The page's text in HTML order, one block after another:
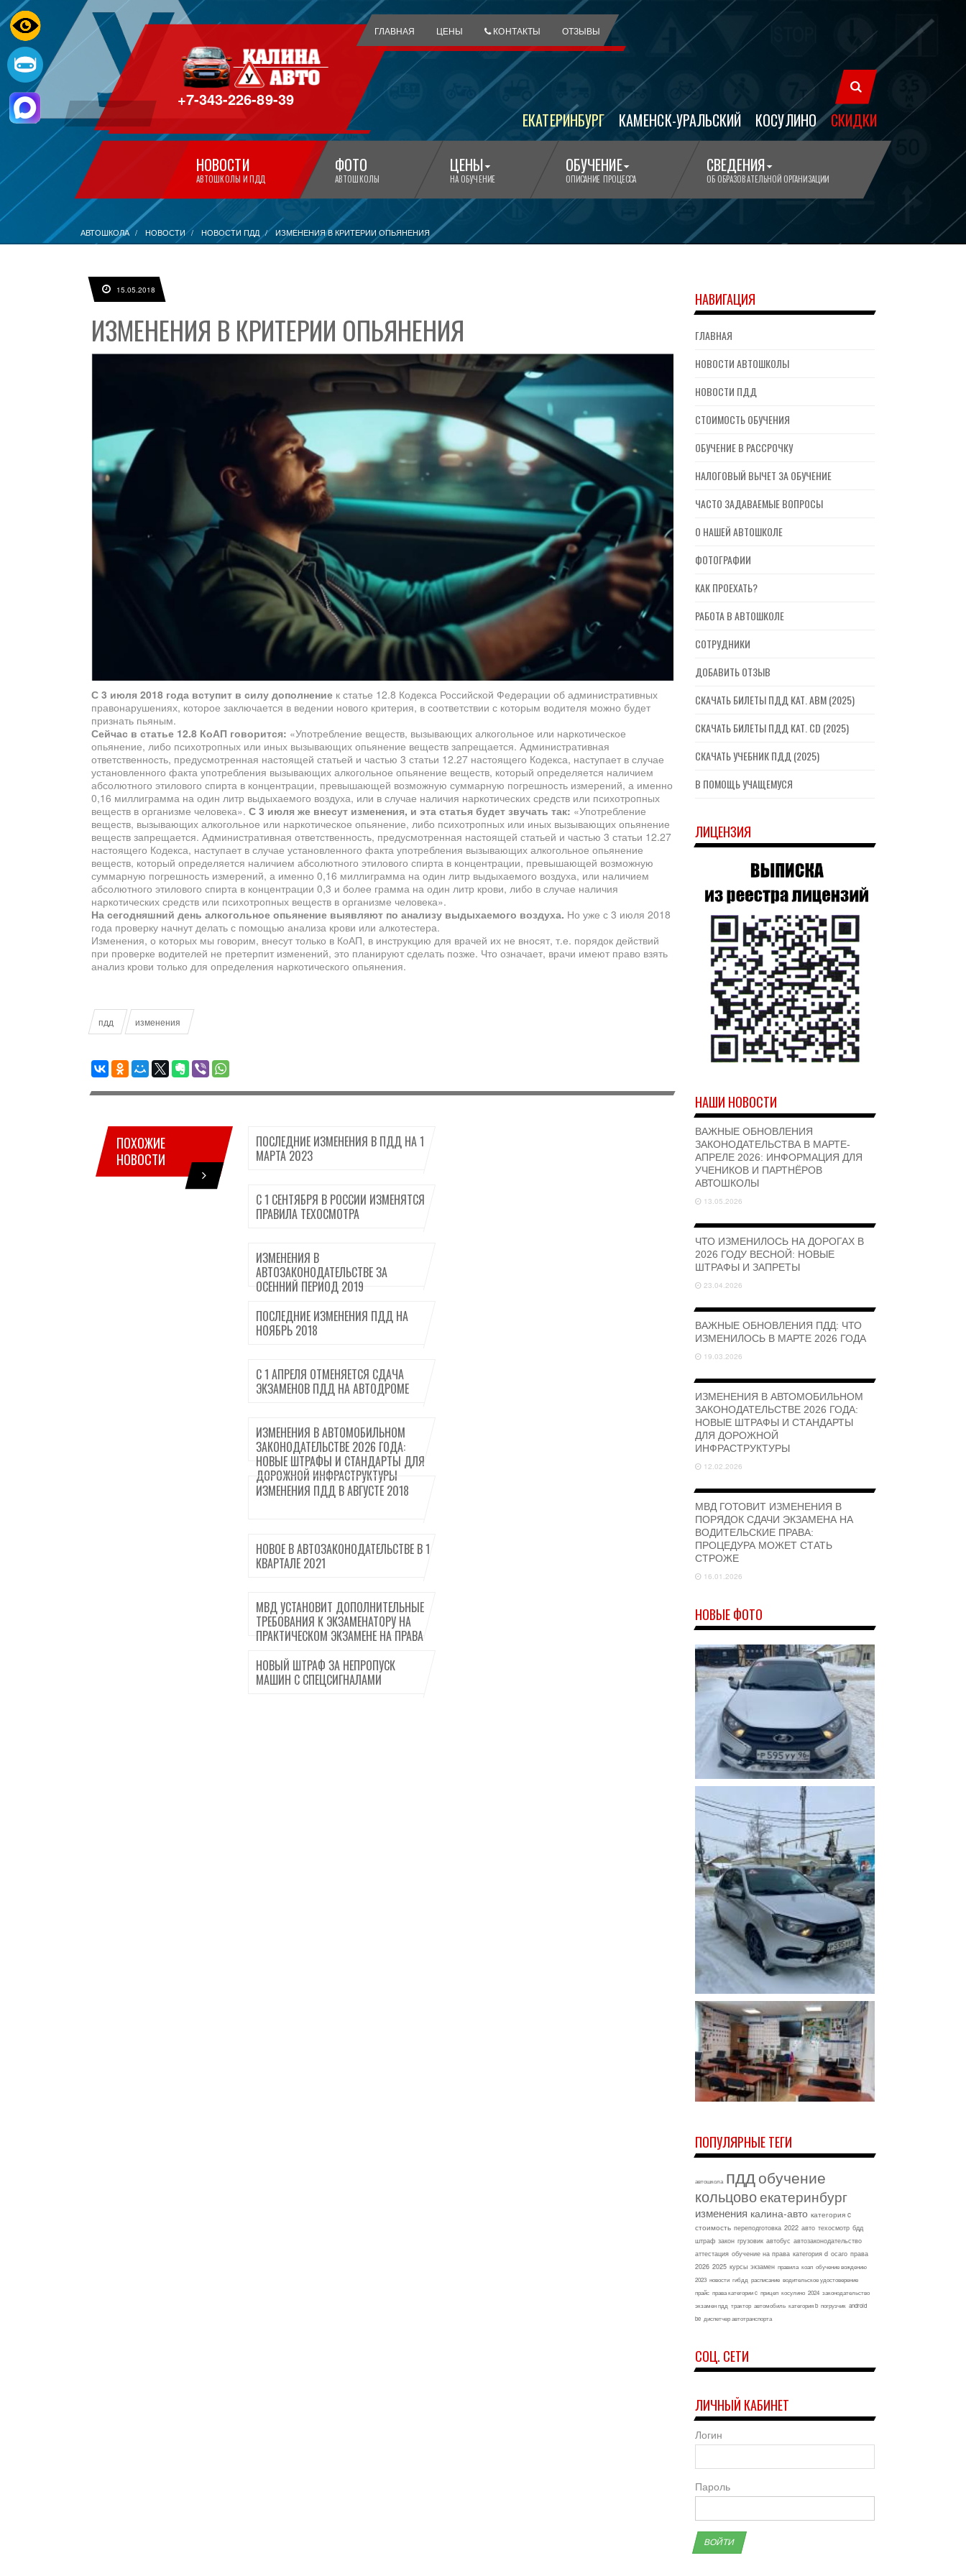
ГЛАВНАЯ ЦЕНЫ КОНТАКТЫ ОТЗЫВЫ
+7-343-226-89-39
НОВОСТИ
АВТОШКОЛЫ И ПДД
ФОТО
АВТОШКОЛЫ
ЦЕНЫ
НА ОБУЧЕНИЕ
ОБУЧЕНИЕ
ОПИСАНИЕ ПРОЦЕССА
СВЕДЕНИЯ
ОБ ОБРАЗОВАТЕЛЬНОЙ ОРГАНИЗАЦИИ
ЕКАТЕРИНБУРГ КАМЕНСК-УРАЛЬСКИЙ КОСУЛИНО СКИДКИ
АВТОШКОЛА НОВОСТИ НОВОСТИ ПДД ИЗМЕНЕНИЯ В КРИТЕРИИ ОПЬЯНЕНИЯ
15.05.2018
ИЗМЕНЕНИЯ В КРИТЕРИИ ОПЬЯНЕНИЯ
С 3 июля 2018 года вступит в силу дополнение к статье 12.8 Кодекса Российской Федерации об административных
правонарушениях, которое заключается в ведении нового критерия, в соответствии с которым водителя можно будет
признать пьяным.
Сейчас в статье 12.8 КоАП говорится: «Употребление веществ, вызывающих алкогольное или наркотическое
опьянение, либо психотропных или иных вызывающих опьянение веществ запрещается. Административная
ответственность, предусмотренная настоящей статьей и частью 3 статьи 12.27 настоящего Кодекса, наступает в случае
установленного факта употребления вызывающих алкогольное опьянение веществ, который определяется наличием
абсолютного этилового спирта в концентрации, превышающей возможную суммарную погрешность измерений, а именно
0,16 миллиграмма на один литр выдыхаемого воздуха, или в случае наличия наркотических средств или психотропных
веществ в организме человека». С 3 июля же внесут изменения, и эта статья будет звучать так: «Употребление
веществ, вызывающих алкогольное или наркотическое опьянение, либо психотропных или иных вызывающих опьянение
веществ запрещается. Административная ответственность, предусмотренная настоящей статьей и частью 3 статьи 12.27
настоящего Кодекса, наступает в случае установленного факта употребления вызывающих алкогольное опьянение
веществ, который определяется наличием абсолютного этилового спирта в концентрации, превышающей возможную
суммарную погрешность измерений, а именно 0,16 миллиграмма на один литр выдыхаемого воздуха, или наличием
абсолютного этилового спирта в концентрации 0,3 и более грамма на один литр крови, либо в случае наличия
наркотических средств или психотропных веществ в организме человека».
На сегодняшний день алкогольное опьянение выявляют по анализу выдыхаемого воздуха. Но уже с 3 июля 2018
года проверку начнут делать с помощью анализа крови или алкотестера.
Изменения, о которых мы говорим, внесут только в КоАП, в инструкцию для врачей их не вносят, т.е. порядок действий
при проверке водителей не претерпит изменений, это планируют сделать позже. Что означает, врачи имеют право взять
анализ крови только для определения наркотического опьянения.
пдд изменения
ПОХОЖИЕ
НОВОСТИ
ПОСЛЕДНИЕ ИЗМЕНЕНИЯ В ПДД НА 1
МАРТА 2023
С 1 СЕНТЯБРЯ В РОССИИ ИЗМЕНЯТСЯ
ПРАВИЛА ТЕХОСМОТРА
ИЗМЕНЕНИЯ В
АВТОЗАКОНОДАТЕЛЬСТВЕ ЗА
ОСЕННИЙ ПЕРИОД 2019
ПОСЛЕДНИЕ ИЗМЕНЕНИЯ ПДД НА
НОЯБРЬ 2018
С 1 АПРЕЛЯ ОТМЕНЯЕТСЯ СДАЧА
ЭКЗАМЕНОВ ПДД НА АВТОДРОМЕ
ИЗМЕНЕНИЯ В АВТОМОБИЛЬНОМ
ЗАКОНОДАТЕЛЬСТВЕ 2026 ГОДА:
НОВЫЕ ШТРАФЫ И СТАНДАРТЫ ДЛЯ
ДОРОЖНОЙ ИНФРАСТРУКТУРЫ
ИЗМЕНЕНИЯ ПДД В АВГУСТЕ 2018
НОВОЕ В АВТОЗАКОНОДАТЕЛЬСТВЕ В 1
КВАРТАЛЕ 2021
МВД УСТАНОВИТ ДОПОЛНИТЕЛЬНЫЕ
ТРЕБОВАНИЯ К ЭКЗАМЕНАТОРУ НА
ПРАКТИЧЕСКОМ ЭКЗАМЕНЕ НА ПРАВА
НОВЫЙ ШТРАФ ЗА НЕПРОПУСК
МАШИН С СПЕЦСИГНАЛАМИ
НАВИГАЦИЯ
ГЛАВНАЯ
НОВОСТИ АВТОШКОЛЫ
НОВОСТИ ПДД
СТОИМОСТЬ ОБУЧЕНИЯ
ОБУЧЕНИЕ В РАССРОЧКУ
НАЛОГОВЫЙ ВЫЧЕТ ЗА ОБУЧЕНИЕ
ЧАСТО ЗАДАВАЕМЫЕ ВОПРОСЫ
О НАШЕЙ АВТОШКОЛЕ
ФОТОГРАФИИ
КАК ПРОЕХАТЬ?
РАБОТА В АВТОШКОЛЕ
СОТРУДНИКИ
ДОБАВИТЬ ОТЗЫВ
СКАЧАТЬ БИЛЕТЫ ПДД КАТ. ABM (2025)
СКАЧАТЬ БИЛЕТЫ ПДД КАТ. CD (2025)
СКАЧАТЬ УЧЕБНИК ПДД (2025)
В ПОМОЩЬ УЧАЩЕМУСЯ
ЛИЦЕНЗИЯ
НАШИ НОВОСТИ
ВАЖНЫЕ ОБНОВЛЕНИЯ
ЗАКОНОДАТЕЛЬСТВА В МАРТЕ-
АПРЕЛЕ 2026: ИНФОРМАЦИЯ ДЛЯ
УЧЕНИКОВ И ПАРТНЁРОВ
АВТОШКОЛЫ
13.05.2026
ЧТО ИЗМЕНИЛОСЬ НА ДОРОГАХ В
2026 ГОДУ ВЕСНОЙ: НОВЫЕ
ШТРАФЫ И ЗАПРЕТЫ
23.04.2026
ВАЖНЫЕ ОБНОВЛЕНИЯ ПДД: ЧТО
ИЗМЕНИЛОСЬ В МАРТЕ 2026 ГОДА
19.03.2026
ИЗМЕНЕНИЯ В АВТОМОБИЛЬНОМ
ЗАКОНОДАТЕЛЬСТВЕ 2026 ГОДА:
НОВЫЕ ШТРАФЫ И СТАНДАРТЫ
ДЛЯ ДОРОЖНОЙ
ИНФРАСТРУКТУРЫ
12.02.2026
МВД ГОТОВИТ ИЗМЕНЕНИЯ В
ПОРЯДОК СДАЧИ ЭКЗАМЕНА НА
ВОДИТЕЛЬСКИЕ ПРАВА:
ПРОЦЕДУРА МОЖЕТ СТАТЬ
СТРОЖЕ
16.01.2026
НОВЫЕ ФОТО
ПОПУЛЯРНЫЕ ТЕГИ
автошкола пддобучение
кольцовоекатеринбург
изменения калина-авто категория c
стоимость переподготовка 2022 авто техосмотр бдд
штраф закон грузовик автобус автозаконодательство
аттестация обучение на права категория d осаго права
2026 2025 курсы экзамен правила коап обучение вождению
2023 новости гибдд расписание водительское удостоверение
прайс права категории c прицеп косулино 2024 законодательство
экзамен пдд трактор автомобиль категория b погрузчик android
be диспетчер автотранспорта
СОЦ. СЕТИ
ЛИЧНЫЙ КАБИНЕТ
Логин
Пароль
ВОЙТИ